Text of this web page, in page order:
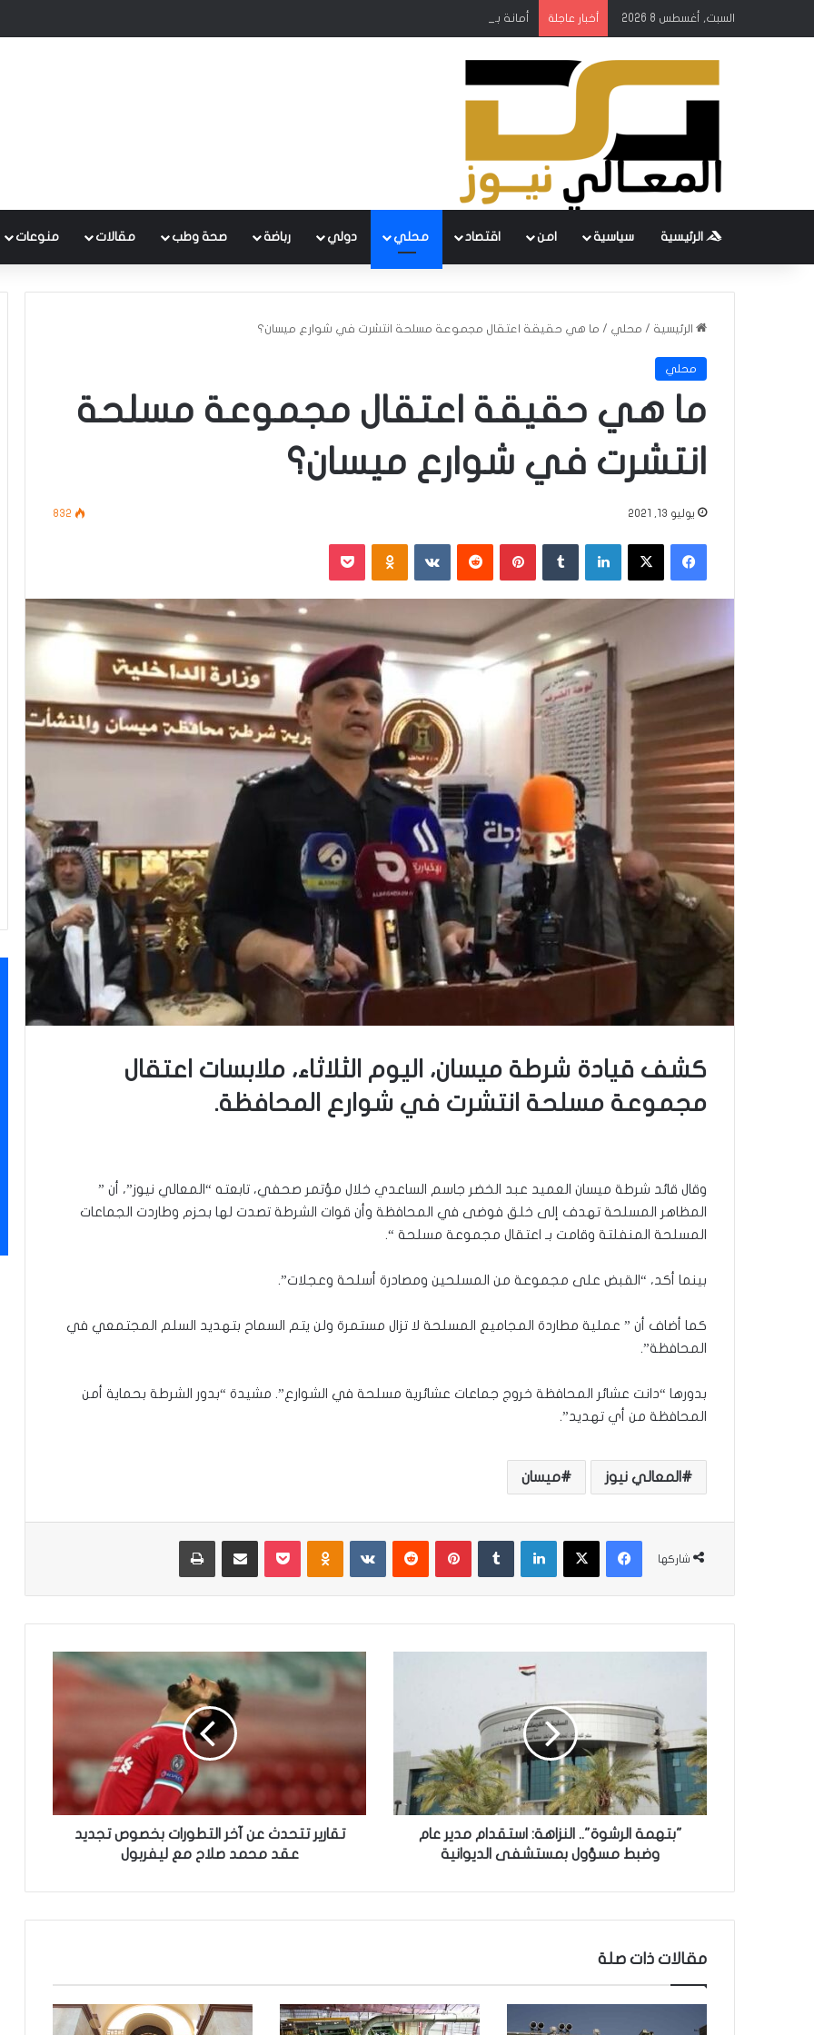
السبت, أغسطس 8 2026 أخبار عاجلة أمانة بغداد: إطلاق مشروع متكامل لتطوير إدارة النفايات بالتعاون مع البنك الدولي
الرئيسية سياسية امن اقتصاد محلي دولي رباضة صحة وطب مقالات منوعات
الرئيسية / محلي / ما هي حقيقة اعتقال مجموعة مسلحة انتشرت في شوارع ميسان؟
محلي
ما هي حقيقة اعتقال مجموعة مسلحة
انتشرت في شوارع ميسان؟
يوليو 13, 2021 832
فيسبوك ‫X لينكدإن بينتيريست ‏VKontakte
كشف قيادة شرطة ميسان، اليوم الثلاثاء، ملابسات اعتقال
مجموعة مسلحة انتشرت في شوارع المحافظة.
وقال قائد شرطة ميسان العميد عبد الخضر جاسم الساعدي خلال مؤتمر صحفي، تابعته “المعالي نيوز”، أن ”
المظاهر المسلحة تهدف إلى خلق فوضى في المحافظة وأن قوات الشرطة تصدت لها بحزم وطاردت الجماعات
المسلحة المنفلتة وقامت بـ اعتقال مجموعة مسلحة “.
بينما أكد، “القبض على مجموعة من المسلحين ومصادرة أسلحة وعجلات”.
كما أضاف أن ” عملية مطاردة المجاميع المسلحة لا تزال مستمرة ولن يتم السماح بتهديد السلم المجتمعي في
المحافظة”.
بدورها “دانت عشائر المحافظة خروج جماعات عشائرية مسلحة في الشوارع”. مشيدة “بدور الشرطة بحماية أمن
المحافظة من أي تهديد”.
المعالي نيوز ميسان
شاركها
فيسبوك ‫X لينكدإن بينتيريست ‏VKontakte
ه
م
ة
ا
ل
ر
"
ل
ن
ز
ا
"بتهمة الرشوة".. النزاهة: استقدام مدير عام
وضبط مسؤول بمستشفى الديوانية
ت
ح
ن
ل
ت
ط
تقارير تتحدث عن آخر التطورات بخصوص تجديد
عقد محمد صلاح مع ليفربول
مقالات ذات صلة